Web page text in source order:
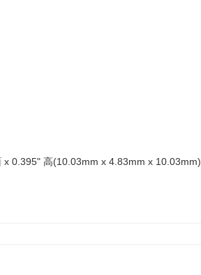
0.395" 高(10.03mm x 4.83mm x 10.03mm)